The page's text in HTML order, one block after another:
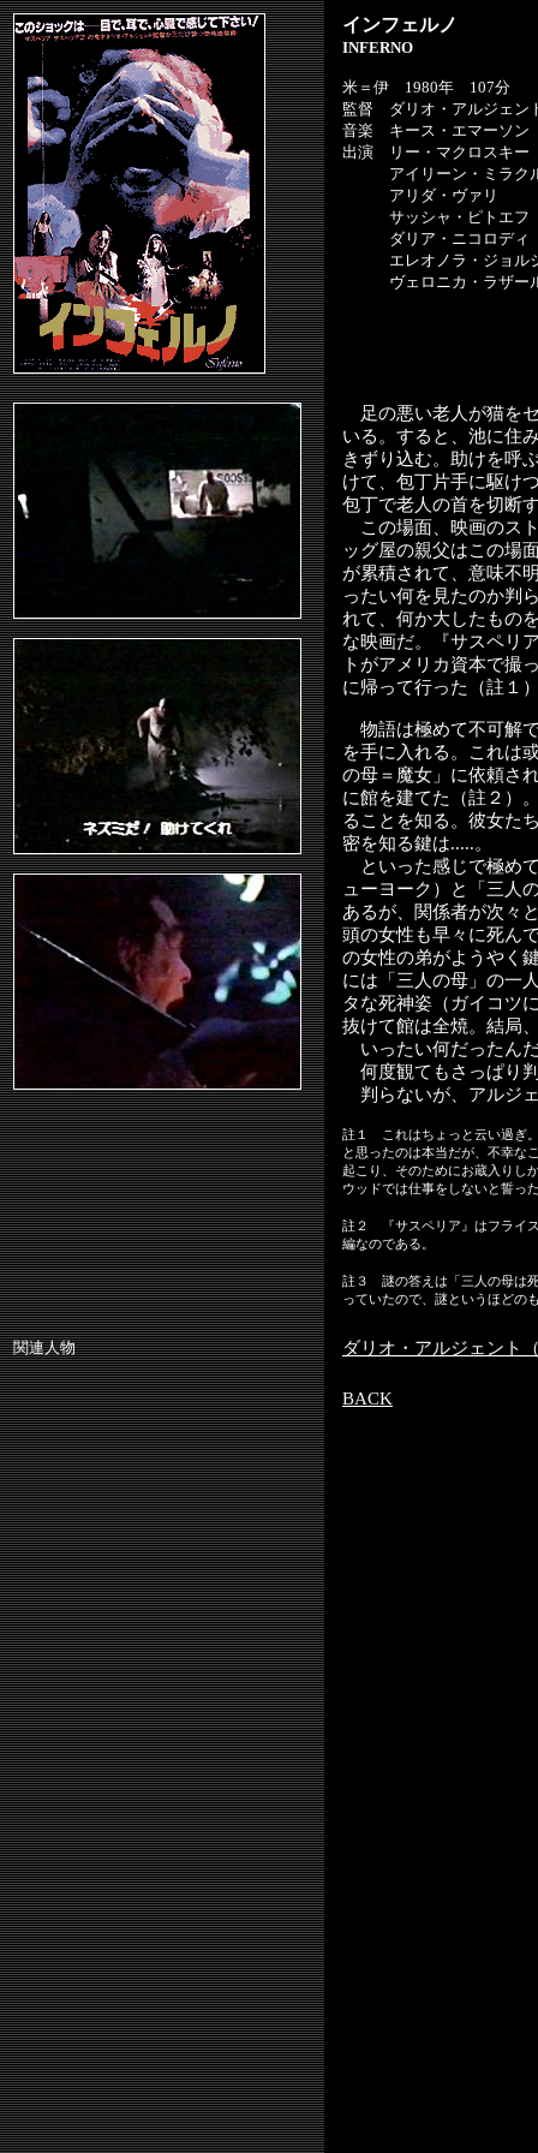
インフェルノ
INFERNO
米＝伊 1980年 107分
監督 ダリオ・アルジェン
音楽 キース・エマーソン
出演 リー・マクロスキー
アイリーン・ミラク
アリダ・ヴァリ
サッシャ・ピトエフ
ダリア・ニコロディ
エレオノラ・ジョル
ヴェロニカ・ラザー
足の悪い老人が猫を
いる。すると、池に住
きずり込む。助けを呼
けて、包丁片手に駆け
包丁で老人の首を切断
この場面、映画のス
ッグ屋の親父はこの場
が累積されて、意味不
ったい何を見たのか判
れて、何か大したもの
な映画だ。『サスペリ
トがアメリカ資本で撮
に帰って行った（註１
物語は極めて不可解
を手に入れる。これは
の母＝魔女」に依頼さ
に館を建てた（註２）
ることを知る。彼女た
密を知る鍵は.....。
といった感じで極め
ューヨーク）と「三人
あるが、関係者が次々
頭の女性も早々に死ん
の女性の弟がようやく
には「三人の母」の一
タな死神姿 （ガイコツ
抜けて館は全焼。結局
いったい何だったん
何度観てもさっぱり
判らないが、アルジ
註１ これはちょっと云い過ぎ
と思ったのは本当だが、不幸な
起こり、そのためにお蔵入りし
ウッドでは仕事をしないと誓っ
註２ 『サスペリア』はフライ
編なのである。
註３ 謎の答えは「三人の母は
っていたので、謎というほどの
関連人物 ダリオ・アルジェント
BACK